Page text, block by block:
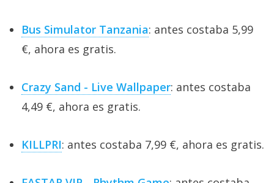
Bus Simulator Tanzania: antes costaba 5,99
€, ahora es gratis.
Crazy Sand - Live Wallpaper: antes costaba
4,49 €, ahora es gratis.
KILLPRI: antes costaba 7,99 €, ahora es gratis.